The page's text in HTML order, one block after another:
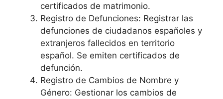
certificados de matrimonio.
Registro de Defunciones: Registrar las
defunciones de ciudadanos españoles y
extranjeros fallecidos en territorio
español. Se emiten certificados de
defunción.
Registro de Cambios de Nombre y
Género: Gestionar los cambios de